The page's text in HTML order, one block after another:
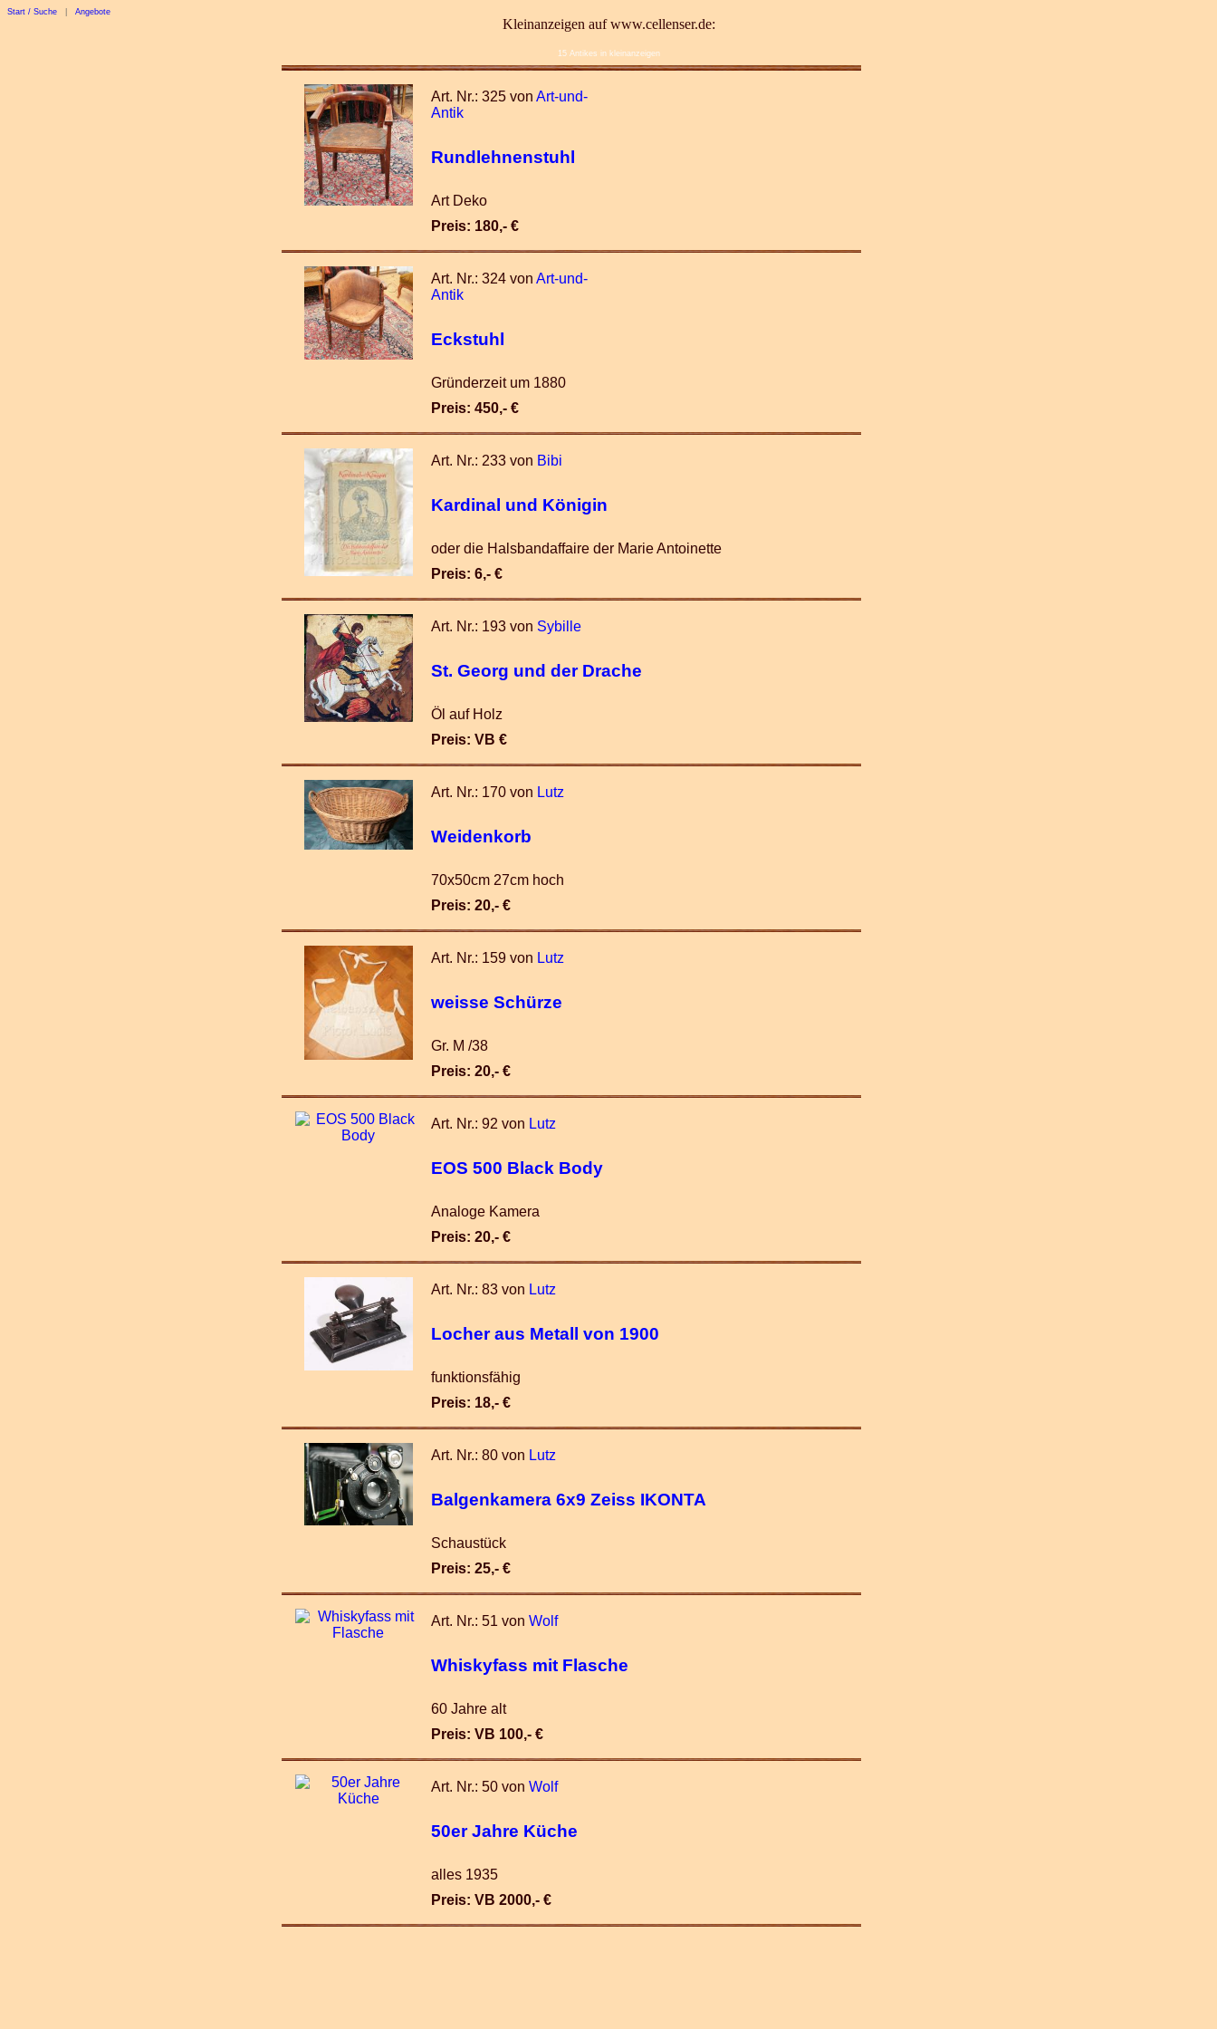
Start / Suche Angebote
Kleinanzeigen auf www.cellenser.de:
15 Antikes in kleinanzeigen
Art. Nr.: 325 von Art-und-
Antik
Rundlehnenstuhl
Art Deko
Preis: 180,- €
Art. Nr.: 324 von Art-und-
Antik
Eckstuhl
Gründerzeit um 1880
Preis: 450,- €
Art. Nr.: 233 von Bibi
Kardinal und Königin
oder die Halsbandaffaire der Marie Antoinette
Preis: 6,- €
Art. Nr.: 193 von Sybille
St. Georg und der Drache
Öl auf Holz
Preis: VB €
Art. Nr.: 170 von Lutz
Weidenkorb
70x50cm 27cm hoch
Preis: 20,- €
Art. Nr.: 159 von Lutz
weisse Schürze
Gr. M /38
Preis: 20,- €
Art. Nr.: 92 von Lutz
EOS 500 Black Body
Analoge Kamera
Preis: 20,- €
Art. Nr.: 83 von Lutz
Locher aus Metall von 1900
funktionsfähig
Preis: 18,- €
Art. Nr.: 80 von Lutz
Balgenkamera 6x9 Zeiss IKONTA
Schaustück
Preis: 25,- €
Art. Nr.: 51 von Wolf
Whiskyfass mit Flasche
60 Jahre alt
Preis: VB 100,- €
Art. Nr.: 50 von Wolf
50er Jahre Küche
alles 1935
Preis: VB 2000,- €